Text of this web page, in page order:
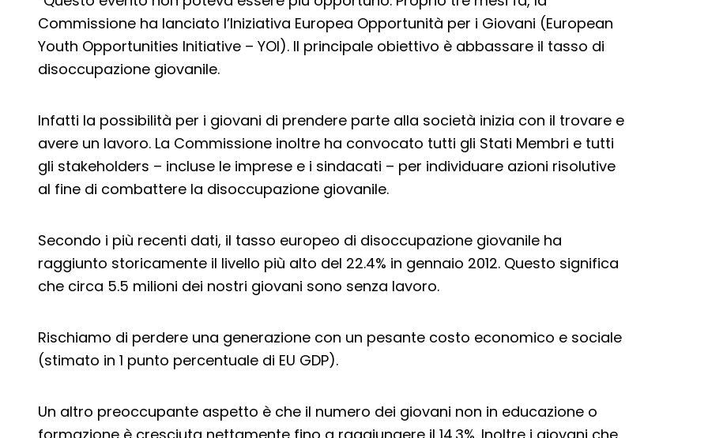
Commissione ha lanciato l’Iniziativa Europea Opportunità per i Giovani (European
Youth Opportunities Initiative – YOI). Il principale obiettivo è abbassare il tasso di
disoccupazione giovanile.
Infatti la possibilità per i giovani di prendere parte alla società inizia con il trovare e
avere un lavoro. La Commissione inoltre ha convocato tutti gli Stati Membri e tutti
gli stakeholders – incluse le imprese e i sindacati – per individuare azioni risolutive
al fine di combattere la disoccupazione giovanile.
Secondo i più recenti dati, il tasso europeo di disoccupazione giovanile ha
raggiunto storicamente il livello più alto del 22.4% in gennaio 2012. Questo significa
che circa 5.5 milioni dei nostri giovani sono senza lavoro.
Rischiamo di perdere una generazione con un pesante costo economico e sociale
(stimato in 1 punto percentuale di EU GDP).
Un altro preoccupante aspetto è che il numero dei giovani non in educazione o